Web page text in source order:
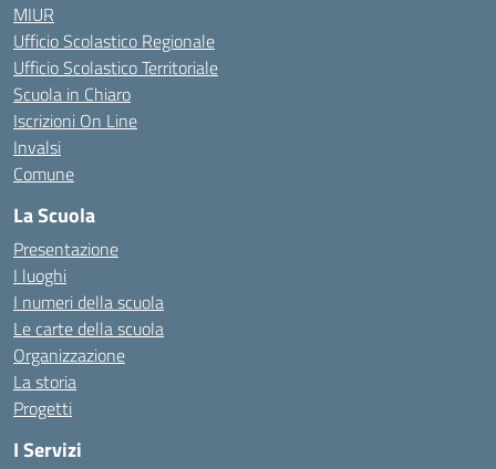
MIUR
Ufficio Scolastico Regionale
Ufficio Scolastico Territoriale
Scuola in Chiaro
Iscrizioni On Line
Invalsi
Comune
La Scuola
Presentazione
I luoghi
I numeri della scuola
Le carte della scuola
Organizzazione
La storia
Progetti
I Servizi